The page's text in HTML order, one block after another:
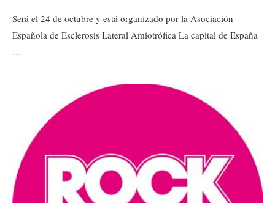
Será el 24 de octubre y está organizado por la Asociación
Española de Esclerosis Lateral Amiotrófica La capital de España
…